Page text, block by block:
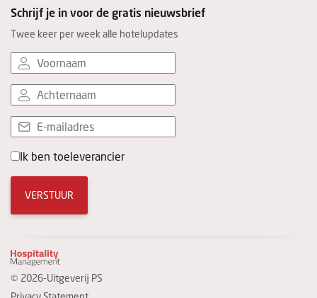
Schrijf je in voor de gratis nieuwsbrief
Twee keer per week alle hotelupdates
Ik ben toeleverancier
VERSTUUR
© 2026-Uitgeverij PS